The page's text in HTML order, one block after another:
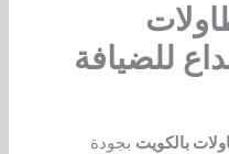
بالكويت بجودة